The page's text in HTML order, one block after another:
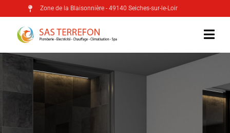
Zone de la Blaisonnière - 49140 Seiches-sur-le-Loir